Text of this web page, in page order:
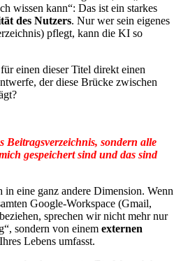
wissen kann“: Das ist ein starkes
des Nutzers. Nur wer sein eigenes
pflegt, kann die KI so
einen dieser Titel direkt einen
der diese Brücke zwischen
sondern alle
gespeichert sind und das sind
eine ganz andere Dimension. Wenn
Google-Workspace (Gmail,
sprechen wir nicht mehr nur
sondern von einem externen
Lebens umfasst.